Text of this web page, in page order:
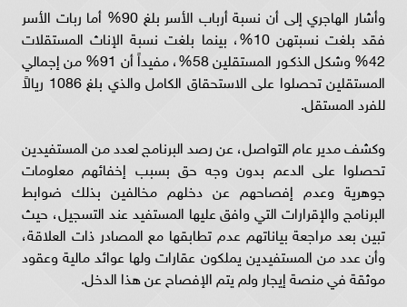
وأشار الهاجري إلى أن نسبة أرباب الأسر بلغ 90% أما ربات الأسر
فقد بلغت نسبتهن 10%، بينما بلغت نسبة الإناث المستقلات
42% وشكل الذكـور المستقلين 58%، مفيداً أن 91% من إجمالي
المستقلين تحصلوا على الاستحقاق الكامل والذي بلغ 1086 ريالاً
للفرد المستقل.
وكشف مدير عام التواصل، عن رصد البرنامج لعدد من المستفيدين
تحصلوا على الدعم بدون وجه حق بسبب إخفائهم معلومات
جوهرية وعدم إفصاحهم عن دخلهم مخالفين بذلك ضوابط
البرنامج والإقرارات التي وافق عليها المستفيد عند التسجيل، حيث
تبين بعد مراجعة بياناتهم عدم تطابقها مع المصادر ذات العلاقة،
وأن عدد من المستفيدين يملكون عقارات ولها عوائد مالية وعقود
موثقة في منصة إيجار ولم يتم الإفصاح عن هذا الدخل.